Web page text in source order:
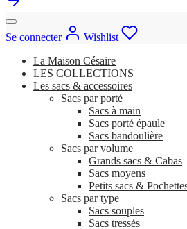
Se connecter
Wishlist
La Maison Césaire
LES COLLECTIONS
Les sacs & accessoires
Sacs par porté
Sacs à main
Sacs porté épaule
Sacs bandoulière
Sacs par volume
Grands sacs & Cabas
Sacs moyens
Petits sacs &
Sacs par type
Sacs souples
Sacs tressés